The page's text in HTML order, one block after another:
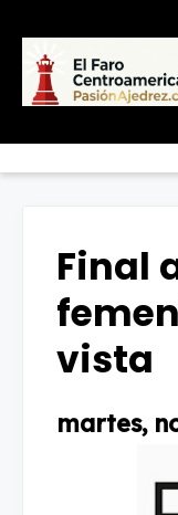
Final
vista
martes,